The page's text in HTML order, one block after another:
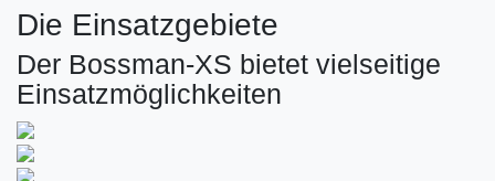
Die Einsatzgebiete
Der Bossman-XS bietet vielseitige
Einsatzmöglichkeiten